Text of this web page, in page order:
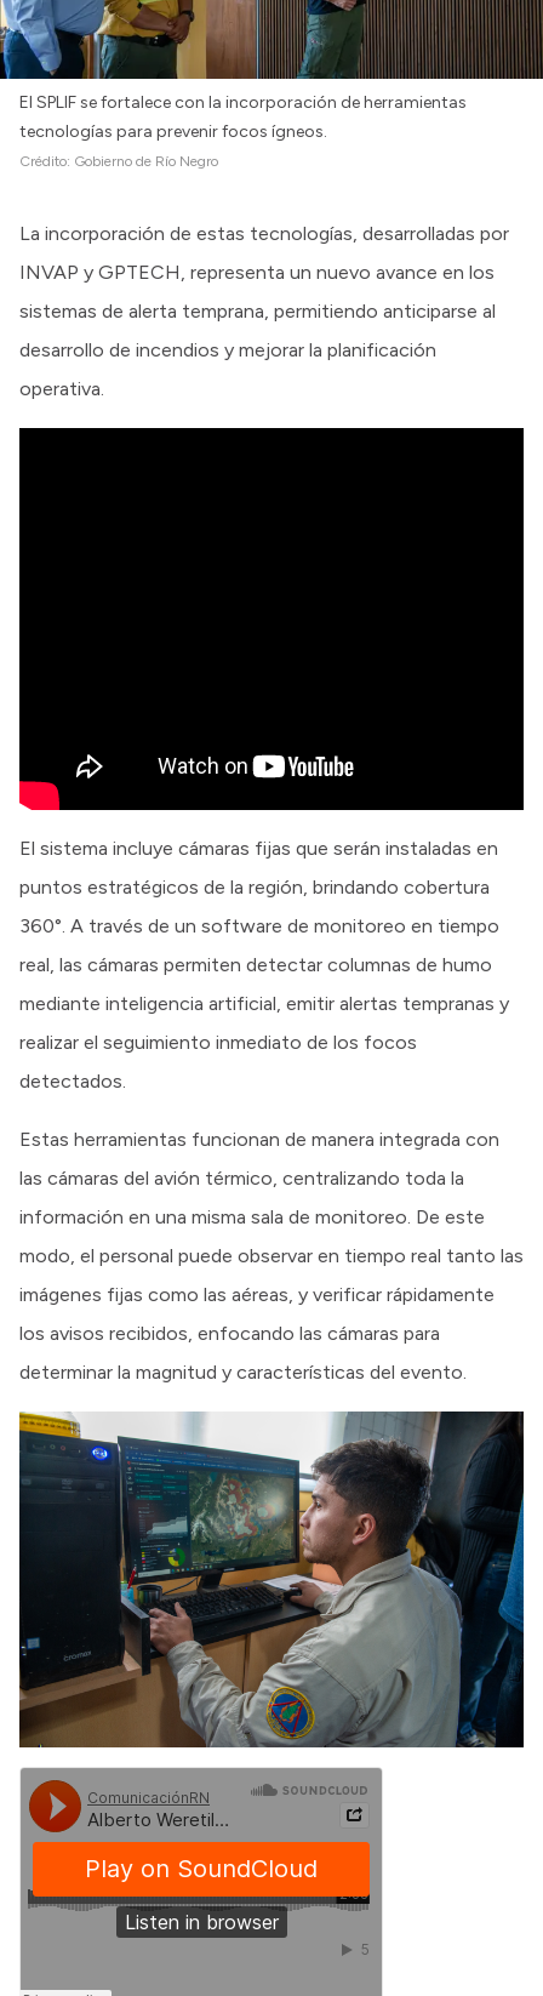
El SPLIF se fortalece con la incorporación de herramientas
tecnologías para prevenir focos ígneos.
Crédito: Gobierno de Río Negro
La incorporación de estas tecnologías, desarrolladas por
INVAP y GPTECH, representa un nuevo avance en los
sistemas de alerta temprana, permitiendo anticiparse al
desarrollo de incendios y mejorar la planificación
operativa.
El sistema incluye cámaras fijas que serán instaladas en
puntos estratégicos de la región, brindando cobertura
360°. A través de un software de monitoreo en tiempo
real, las cámaras permiten detectar columnas de humo
mediante inteligencia artificial, emitir alertas tempranas y
realizar el seguimiento inmediato de los focos
detectados.
Estas herramientas funcionan de manera integrada con
las cámaras del avión térmico, centralizando toda la
información en una misma sala de monitoreo. De este
modo, el personal puede observar en tiempo real tanto las
imágenes fijas como las aéreas, y verificar rápidamente
los avisos recibidos, enfocando las cámaras para
determinar la magnitud y características del evento.